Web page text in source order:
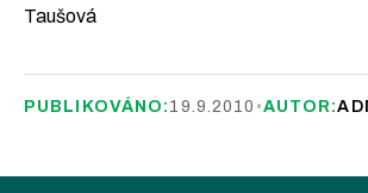
Taušová
PUBLIKOVÁNO: 19.9.2010 •AUTOR: